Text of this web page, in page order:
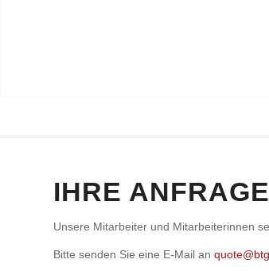
IHRE
Unsere Mitarbeiter und Mitarbeiterinnen
Bitte senden Sie eine E-Mail an